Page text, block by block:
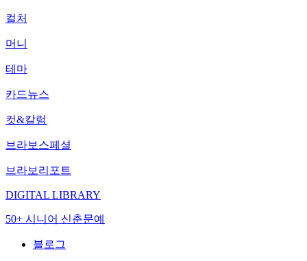
컬처
머니
테마
카드뉴스
컷&칼럼
브라보스페셜
브라보리포트
DIGITAL LIBRARY
50+ 시니어 신춘문예
블로그